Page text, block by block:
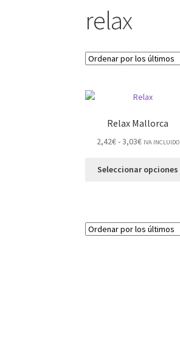
relax
Relax Mallorca
2,42€-3,03€ IVA INCLUIDO
Seleccionar opciones